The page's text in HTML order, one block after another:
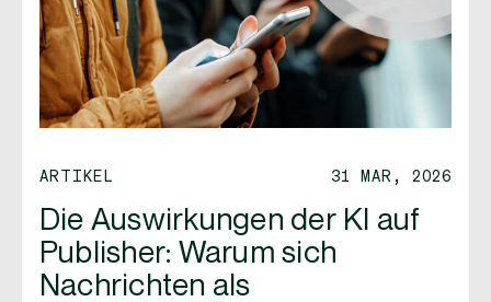
ARTIKEL 31 MAR, 2026
Die Auswirkungen der KI auf
Publisher: Warum sich
Nachrichten als